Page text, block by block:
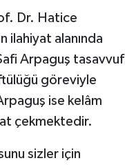
Dr. Hatice
ilahiyat alanında
Arpaguş tasavvuf
göreviyle
ise kelâm
çekmektedir.
sizler için